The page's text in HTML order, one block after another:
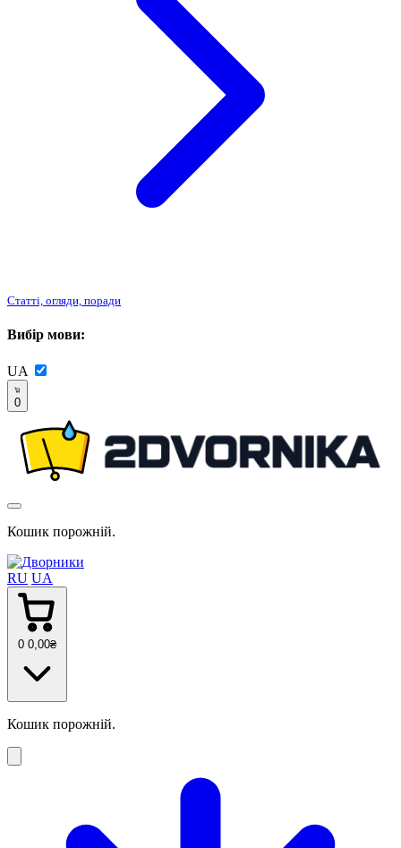
Статті, огляди, поради
Вибір мови:
UA
0
Кошик порожній.
RU UA
0 0 ,00₴
Кошик порожній.